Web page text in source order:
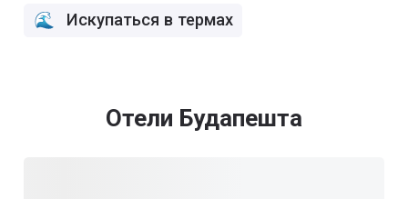
Искупаться в термах
Отели Будапешта